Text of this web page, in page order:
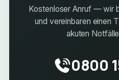
Kostenloser Anruf — wir
und vereinbaren einen
akuten
0800